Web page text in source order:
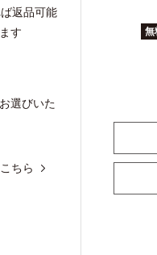
返品可能
す
選びいた
ちら
無